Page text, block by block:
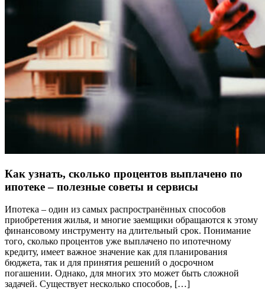
Как узнать, сколько процентов выплачено по
ипотеке – полезные советы и сервисы
Ипотека – один из самых распространённых способов
приобретения жилья, и многие заемщики обращаются к этому
финансовому инструменту на длительный срок. Понимание
того, сколько процентов уже выплачено по ипотечному
кредиту, имеет важное значение как для планирования
бюджета, так и для принятия решений о досрочном
погашении. Однако, для многих это может быть сложной
задачей. Существует несколько способов, […]